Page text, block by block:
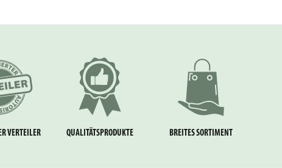
VERTEILER QUALITÄTSPRODUKTE BREITES SORTIMENT